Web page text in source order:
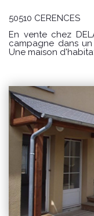
50510 CERENCES
En vente chez
campagne dans
Une maison d'habitation
chambres dont une
d'eau avec WC. PRIX : 259000 € Honoraires à la charge du
vendeur. Classe énergie : D (226) Classe climat : B (9)
Montant estimé
usage standard :
des énergies
(abonnements
mars 2021 en
informations sur
sont
www.georisques.gouv.fr" POUR VISITER :
IMMOBILIER, Florian